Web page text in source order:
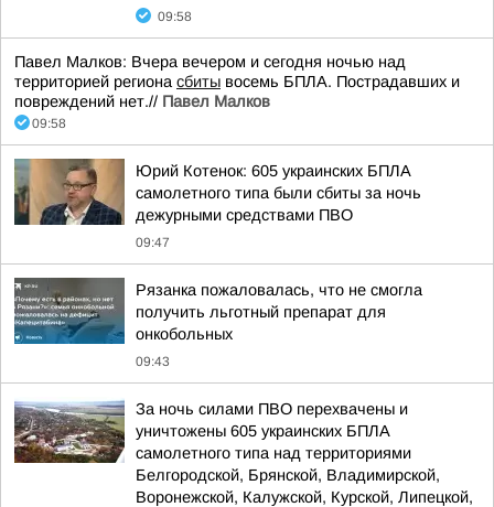
09:58
Павел Малков: Вчера вечером и сегодня ночью над
территорией региона сбиты восемь БПЛА. Пострадавших и
повреждений нет.// Павел Малков
09:58
Юрий Котенок: 605 украинских БПЛА
самолетного типа были сбиты за ночь
дежурными средствами ПВО
09:47
Рязанка пожаловалась, что не смогла
получить льготный препарат для
онкобольных
09:43
За ночь силами ПВО перехвачены и
уничтожены 605 украинских БПЛА
самолетного типа над территориями
Белгородской, Брянской, Владимирской,
Воронежской, Калужской, Курской, Липецкой,